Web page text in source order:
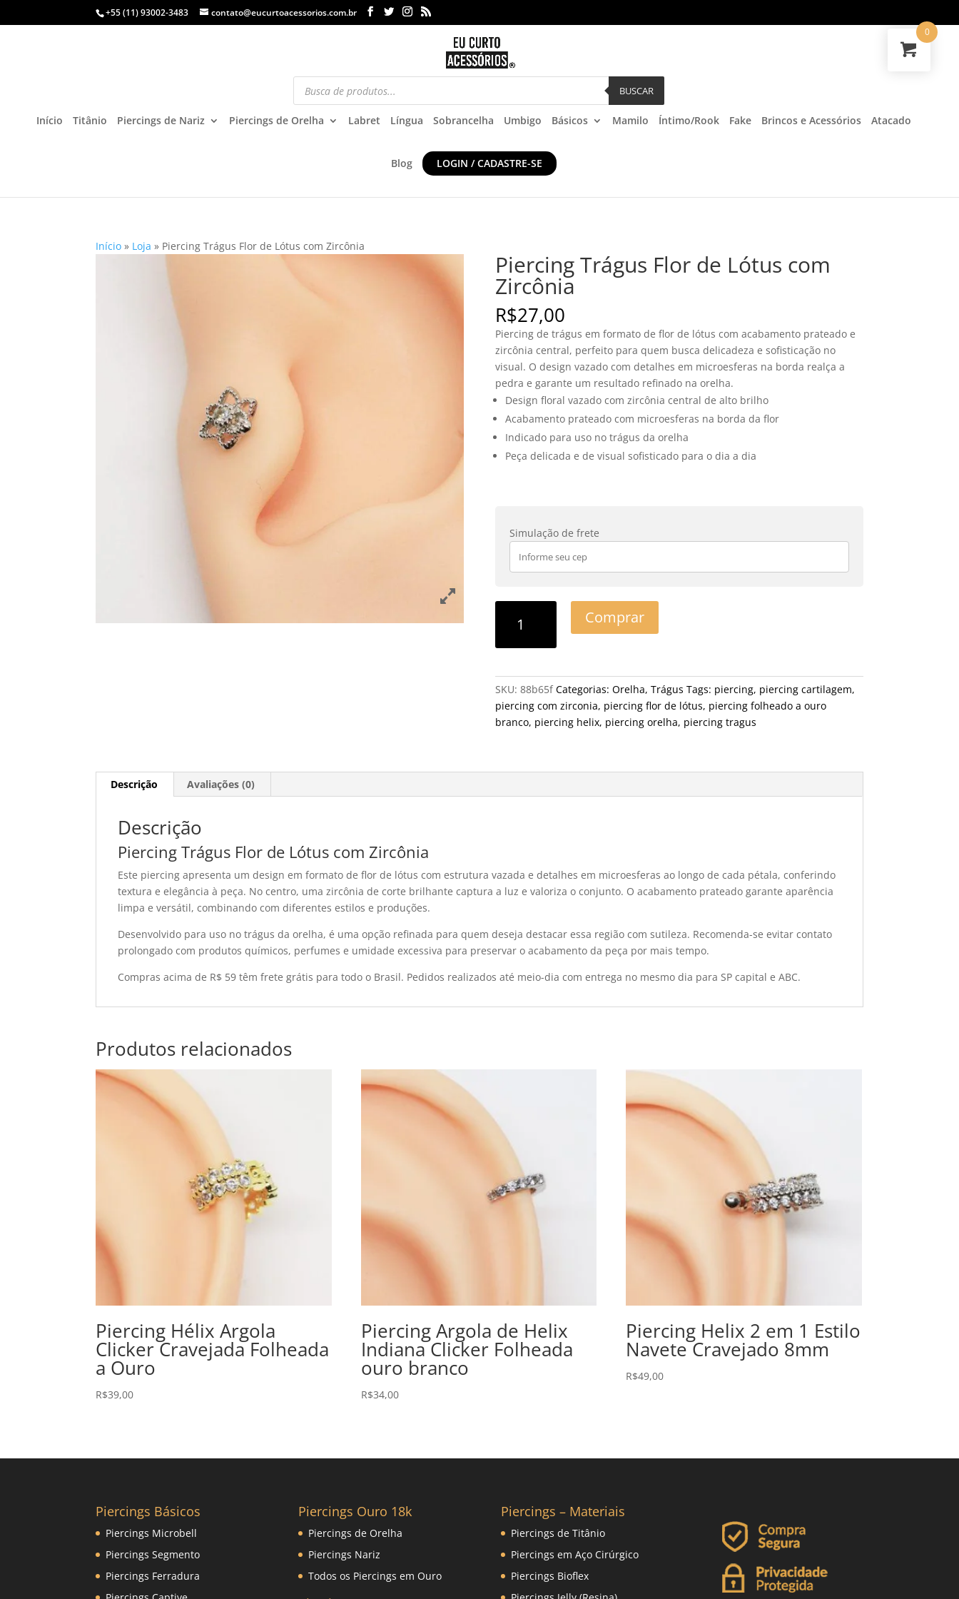
+55 (11) 93002-3483 contato@eucurtoacessorios.com.br
BUSCAR
Início Titânio Piercings de Nariz Piercings de Orelha Labret Língua Sobrancelha Umbigo Básicos Mamilo Íntimo/Rook Fake Brincos e Acessórios Atacado
Blog LOGIN / CADASTRE-SE
Início » Loja » Piercing Trágus Flor de Lótus com Zircônia
Piercing Trágus Flor de Lótus com
Zircônia
R$27,00
Piercing de trágus em formato de flor de lótus com acabamento prateado e
zircônia central, perfeito para quem busca delicadeza e sofisticação no
visual. O design vazado com detalhes em microesferas na borda realça a
pedra e garante um resultado refinado na orelha.
Design floral vazado com zircônia central de alto brilho
Acabamento prateado com microesferas na borda da flor
Indicado para uso no trágus da orelha
Peça delicada e de visual sofisticado para o dia a dia
Simulação de frete
Comprar
SKU: 88b65f Categorias: Orelha, Trágus Tags: piercing, piercing cartilagem,
piercing com zirconia, piercing flor de lótus, piercing folheado a ouro
branco, piercing helix, piercing orelha, piercing tragus
Descrição Avaliações (0)
Descrição
Piercing Trágus Flor de Lótus com Zircônia
Este piercing apresenta um design em formato de flor de lótus com estrutura vazada e detalhes em microesferas ao longo de cada pétala, conferindo
textura e elegância à peça. No centro, uma zircônia de corte brilhante captura a luz e valoriza o conjunto. O acabamento prateado garante aparência
limpa e versátil, combinando com diferentes estilos e produções.
Desenvolvido para uso no trágus da orelha, é uma opção refinada para quem deseja destacar essa região com sutileza. Recomenda-se evitar contato
prolongado com produtos químicos, perfumes e umidade excessiva para preservar o acabamento da peça por mais tempo.
Compras acima de R$ 59 têm frete grátis para todo o Brasil. Pedidos realizados até meio-dia com entrega no mesmo dia para SP capital e ABC.
Produtos relacionados
Piercing Hélix Argola
Clicker Cravejada Folheada
a Ouro
R$39,00
Piercing Argola de Helix
Indiana Clicker Folheada
ouro branco
R$34,00
Piercing Helix 2 em 1 Estilo
Navete Cravejado 8mm
R$49,00
Piercings Básicos
Piercings Microbell
Piercings Segmento
Piercings Ferradura
Piercings Ouro 18k
Piercings de Orelha
Piercings Nariz
Todos os Piercings em Ouro
Piercings – Materiais
Piercings de Titânio
Piercings em Aço Cirúrgico
Piercings Bioflex
0